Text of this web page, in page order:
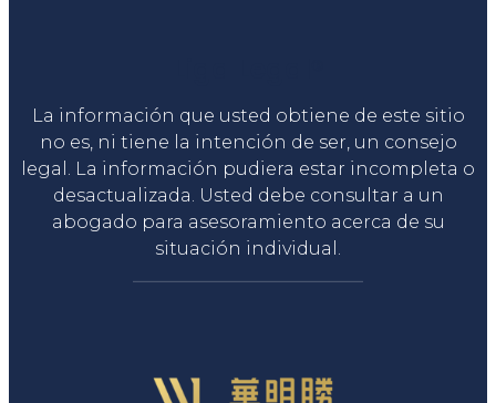
La información que usted obtiene de este sitio
no es, ni tiene la intención de ser, un consejo
legal. La información pudiera estar incompleta o
desactualizada. Usted debe consultar a un
abogado para asesoramiento acerca de su
situación individual.